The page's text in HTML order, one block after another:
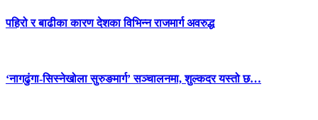
पहिरो र बाढीका कारण देशका विभिन्न राजमार्ग अवरुद्ध
‘नागढुंगा-सिस्नेखोला सुरुङमार्ग’ सञ्चालनमा, शुल्कदर यस्तो छ…